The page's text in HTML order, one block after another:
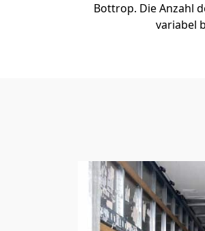
Bottrop. Die Anzahl
variabel